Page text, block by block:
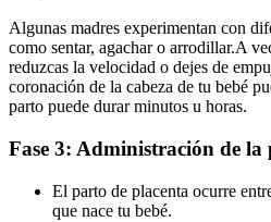
Algunas madres experimentan con
como sentar, agachar o arrodillar.A
reduzcas la velocidad o dejes de
coronación de la cabeza de tu bebé
parto puede durar minutos u horas.
Fase 3: Administración de la
El parto de placenta ocurre
que nace tu bebé.